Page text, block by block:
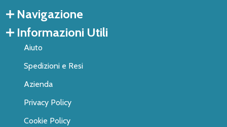
Navigazione
Informazioni Utili
Aiuto
Spedizioni e Resi
Azienda
Privacy Policy
Cookie Policy